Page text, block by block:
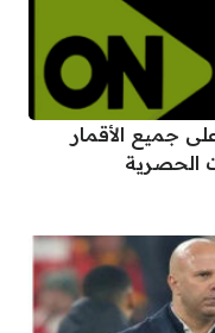
جميع الأقمار
الحصرية